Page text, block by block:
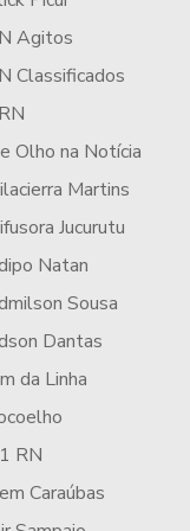
Agitos
Classificados
Olho na Notícia
Martins
Jucurutu
Natan
Sousa
Dantas
da Linha
RN
Caraúbas